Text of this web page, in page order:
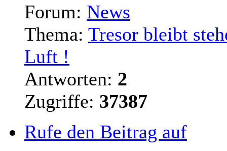
Forum: News
Thema: Tresor bleibt
Luft !
Antworten: 2
Zugriffe: 37387
Rufe den Beitrag auf